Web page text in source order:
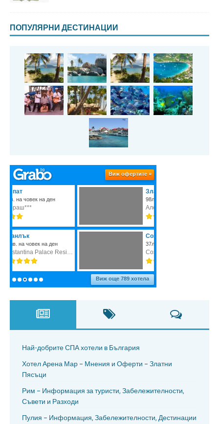
ПОПУЛЯРНИ ДЕСТИНАЦИИ
Най-добрите СПА хотели в България
Хотел Арена Мар – Мнения и Оферти – Златни
Пясъци
Рим – Информация за туристи, Забележителности,
Съвети и Разходи
Пулия – Информация, Забележителности, Дестинации